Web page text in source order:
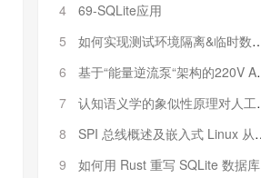
4
69-SQLite应用
5
如何实现测试环境隔离&临时数据库（pytest+SQLite）
6
基于“能量逆流泵“架构的220V AC至20V DC 300W高效电源设计
7
认知语义学的象似性原理对人工智能自然语言处理深层语义分析的影响与启示
8
SPI 总线概述及嵌入式 Linux 从属 SPI 设备驱动程序开发（第二部分，实践）
9
如何用 Rust 重写 SQLite 数据库（二）:是否有市场空间？